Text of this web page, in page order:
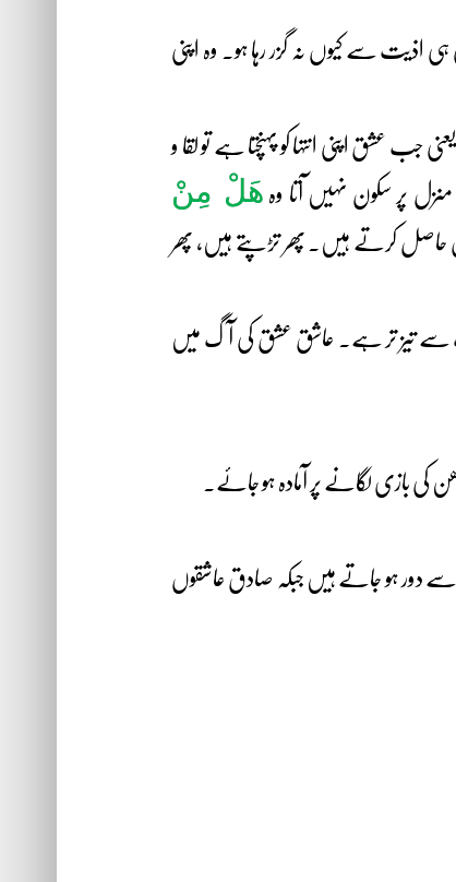
ہی اذیت سے کیوں نہ گزر رہا ہو۔ وہ اپنی
عشق اپنی انتہا کو پہنچتا ہے تو لقا و
پر سکون نہیں آتا وہ ھَلْ مِنْ
کرتے ہیں۔ پھر تڑپتے ہیں، پھر
سے تیز تر ہے۔ عاشق عشق کی آگ میں
بازی لگانے پر آمادہ ہو جائے۔
دور ہو جاتے ہیں جبکہ صادق عاشقوں